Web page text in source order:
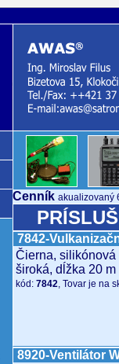
Cenník akualizovaný
7842-
Čierna, silikónová
široká, dĺžka 20 m
kód: 7842, Tovar je na
8920-Ventilátor